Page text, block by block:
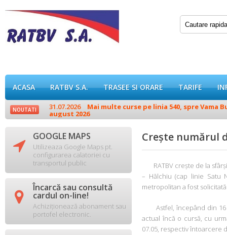
ACASA RATBV S.A. TRASEE SI ORARE TARIFE
NOUTATI 31.07.2026 Mai multe curse pe linia 540, spre Vama
august 2026
 GOOGLE MAPS
Utilizeaza Google Maps pt.
configurarea calatoriei cu
transportul public
 Încarcă sau consultă
cardul on-line!
Achiziționează abonament sau
portofel electronic.
Crește numărul
RATBV crește de la
– Hălchiu (cap linie Satu
metropolitan a fost
Astfel, începând din 16
actual încă o cursă, cu
07.05, respectiv întoarcere